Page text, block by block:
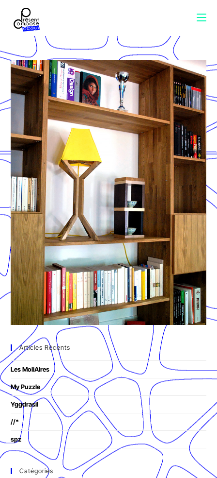
Articles Récents
Les MoliAires
My Puzzle
Yggdrasil
//*
spz
Catégories